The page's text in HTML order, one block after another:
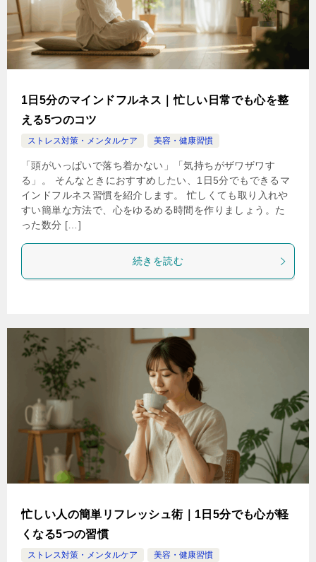
1日5分のマインドフルネス｜忙しい日常でも心を整
える5つのコツ
ストレス対策・メンタルケア 美容・健康習慣
「頭がいっぱいで落ち着かない」「気持ちがザワザワす
る」。 そんなときにおすすめしたい、1日5分でもできるマ
インドフルネス習慣を紹介します。 忙しくても取り入れや
すい簡単な方法で、心をゆるめる時間を作りましょう。た
った数分 […]
続きを読む
忙しい人の簡単リフレッシュ術｜1日5分でも心が軽
くなる5つの習慣
ストレス対策・メンタルケア 美容・健康習慣